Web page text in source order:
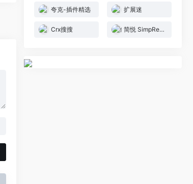
夸克-插件精选 扩展迷
Crx搜搜 简悦 SimpRead